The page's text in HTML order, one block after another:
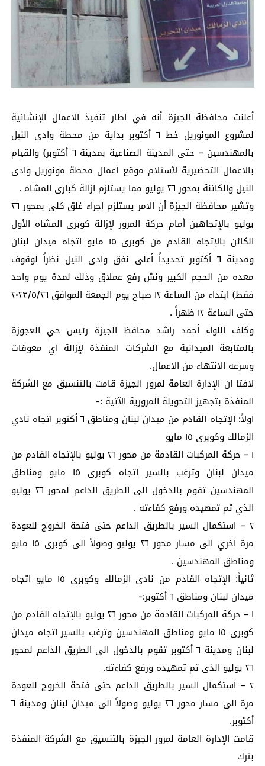
أعلنت محافظة الجيزة أنه في اطار تنفيذ الاعمال الإنشائية
لمشروع المونوريل خط ٦ أكتوبر بداية من محطة وادى النيل
بالمهندسين – حتى المدينة الصناعية بمدينة ٦ أكتوبر) والقيام
بالاعمال التحضيرية لأستلام موقع أعمال محطة مونوريل وادى
النيل والكائنة بمحور ٢٦ يوليو مما يستلزم ازالة كبارى المشاه .
وتشير محافظة الجيزة أن الامر يستلزم إجراء غلق كلى بمحور ٢٦
يوليو بالإتجاهين أمام حركة المرور لإزالة كوبرى المشاه الأول
الكائن بالإتجاه القادم من كوبرى ١٥ مايو اتجاه ميدان لبنان
ومدينة ٦ أكتوبر تحديداً أعلى نفق وادى النيل نظراً لوقوف
معده من الحجم الكبير ونش رفع عملاق وذلك لمدة يوم واحد
فقط) ابتداء من الساعة ١٢ صباح يوم الجمعة الموافق ٢٠٢٣/٥/٢٦
حتى الساعة ١٢ ظهراً .
وكلف اللواء أحمد راشد محافظ الجيزة رئيس حي العجوزة
بالمتابعة الميدانية مع الشركات المنفذة لإزالة اي معوقات
وسرعه الانتهاء من الاعمال.
لافتا ان الإدارة العامة لمرور الجيزة قامت بالتنسيق مع الشركة
المنفذة بتجهيز التحويلة المرورية الآتية :-
اولاً: الإتجاه القادم من ميدان لبنان ومناطق ٦ أكتوبر اتجاه نادي
الزمالك وكوبرى ١٥ مايو
١ – حركة المركبات القادمة من محور ٢٦ يوليو بالإتجاه القادم من
ميدان لبنان وترغب بالسير اتجاه كوبرى ١٥ مايو ومناطق
المهندسين تقوم بالدخول الى الطريق الداعم لمحور ٢٦ يوليو
الذي تم تمهيده ورفع كفاءته .
٢ – استكمال السير بالطريق الداعم حتى فتحة الخروج للعودة
مرة اخري الى مسار محور ٢٦ يوليو وصولاً الى كوبرى ١٥ مايو
ومناطق المهندسين .
ثانياً: الإتجاه القادم من نادى الزمالك وكوبری ١٥ مایو اتجاه
ميدان لبنان ومناطق ٦ أكتوبر:-
۱ – حركة المركبات القادمة من محور ٢٦ يوليو بالإتجاه القادم من
كوبرى ١٥ مايو ومناطق المهندسين وترغب بالسير اتجاه ميدان
لبنان ومدينة ٦ أكتوبر تقوم بالدخول الى الطريق الداعم لمحور
٢٦ يوليو الذى تم تمهيده ورفع كفاءته.
٢ – استكمال السير بالطريق الداعم حتى فتحة الخروج للعودة
مرة الى مسار محور ٢٦ يوليو وصولاً الى ميدان لبنان ومدينة ٦
أكتوبر.
قامت الإدارة العامة لمرور الجيزة بالتنسيق مع الشركة المنفذة
بترك